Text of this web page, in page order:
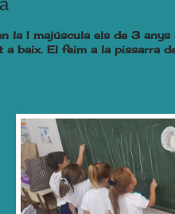
la I majúscula els de 3
a baix. El feim a la pissarra